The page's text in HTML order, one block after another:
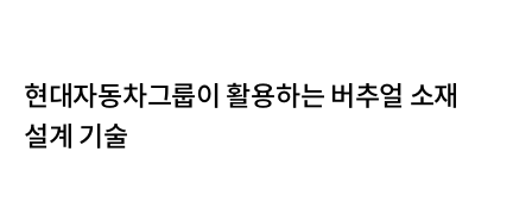
현대자동차그룹이 활용하는 버추얼 소재
설계 기술